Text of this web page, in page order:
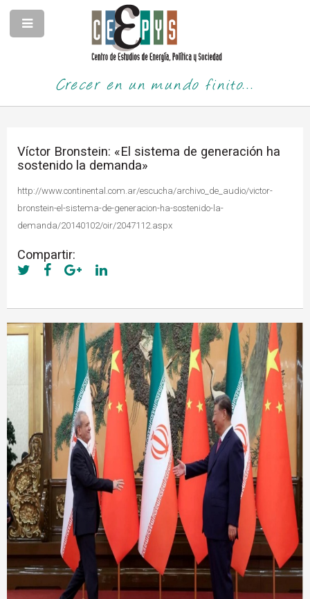
Crecer en un mundo finito...
Víctor Bronstein: «El sistema de generación ha
sostenido la demanda»
http://www.continental.com.ar/escucha/archivo_de_audio/victor-
bronstein-el-sistema-de-generacion-ha-sostenido-la-
demanda/20140102/oir/2047112.aspx
Compartir: